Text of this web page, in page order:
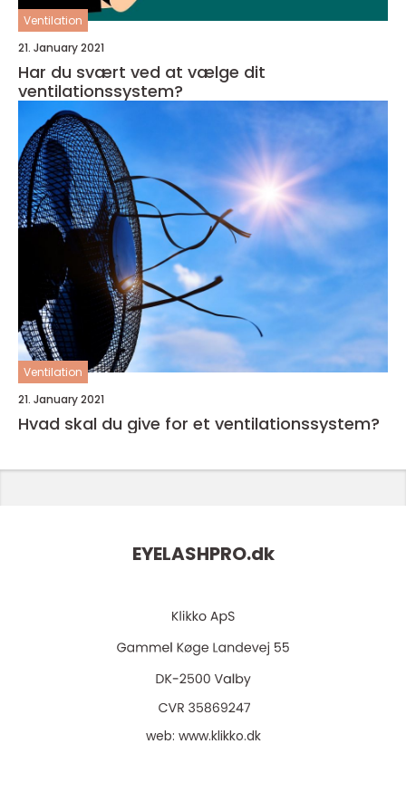
Ventilation
21. January 2021
Har du svært ved at vælge dit
ventilationssystem?
Ventilation
21. January 2021
Hvad skal du give for et ventilationssystem?
EYELASHPRO.dk
web: www.klikko.dk